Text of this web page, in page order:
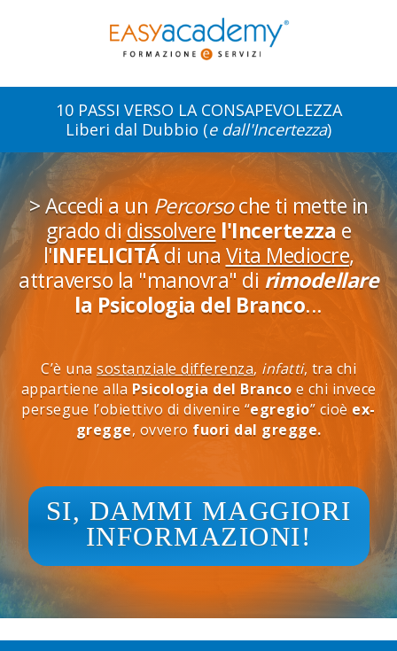
10 PASSI VERSO LA CONSAPEVOLEZZA
Liberi dal Dubbio (e dall'Incertezza)
> Accedi a un Percorsoche ti mette in
grado di dissolvere l'Incertezzae
l'INFELICITÁdi una Vita Mediocre,
attraverso la "manovra" di rimodellare
la Psicologia del Branco...
C’è una sostanziale differenza, infatti, tra chi
appartiene alla Psicologia del Branco e chi invece
persegue l’obiettivo di divenire “egregio” cioè ex-
gregge, ovvero fuori dal gregge.
SI, DAMMI MAGGIORI
INFORMAZIONI!